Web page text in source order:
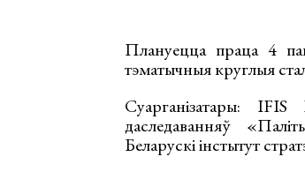
Плануецца праца 4
тэматычныя круглыя
Суарганізатары:
даследаванняў
Беларускі інстытут